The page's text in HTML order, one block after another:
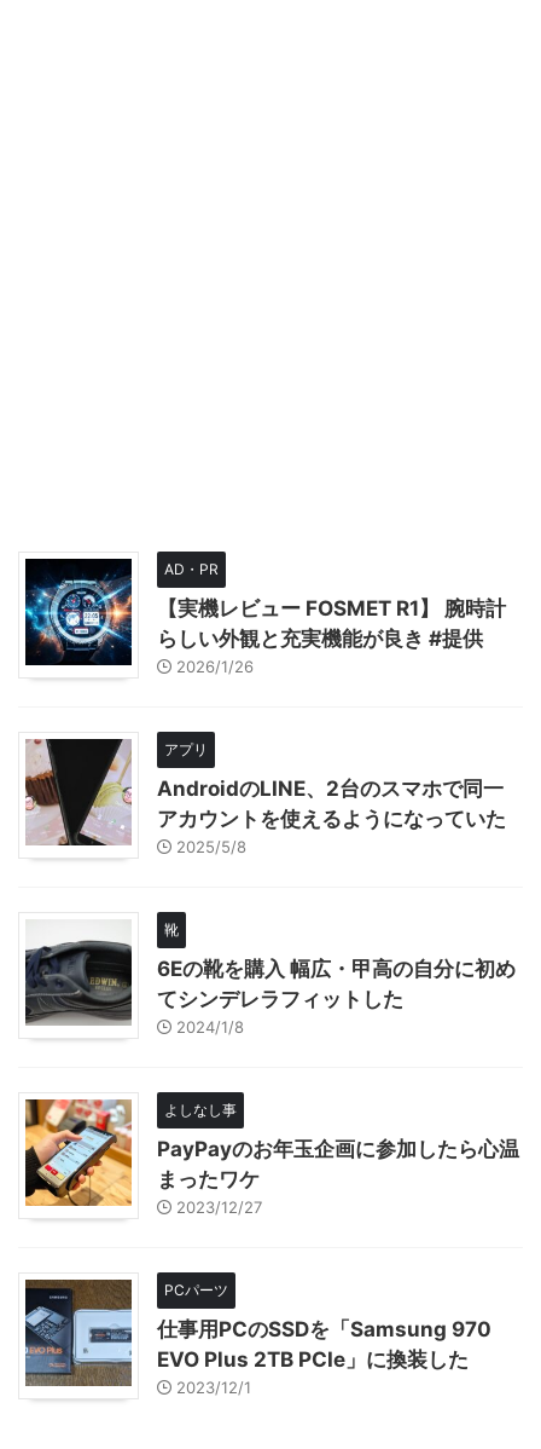
AD・PR
【実機レビュー FOSMET R1】 腕時計
らしい外観と充実機能が良き #提供
2026/1/26
アプリ
AndroidのLINE、2台のスマホで同一
アカウントを使えるようになっていた
2025/5/8
靴
6Eの靴を購入 幅広・甲高の自分に初め
てシンデレラフィットした
2024/1/8
よしなし事
PayPayのお年玉企画に参加したら心温
まったワケ
2023/12/27
PCパーツ
仕事用PCのSSDを「Samsung 970
EVO Plus 2TB PCIe」に換装した
2023/12/1